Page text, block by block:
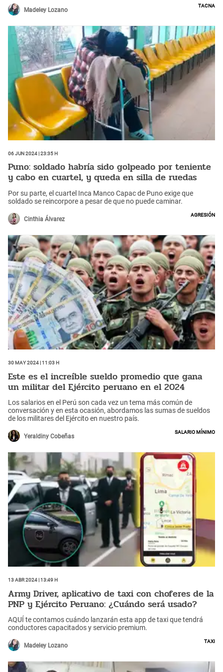
Madeley Lozano
Tacna
06 Jun 2024 | 23:35 h
Puno: soldado habría sido golpeado por teniente
y cabo en cuartel, y queda en silla de ruedas
Por su parte, el cuartel Inca Manco Capac de Puno exige que
soldado se reincorpore a pesar de que no puede caminar.
Cinthia Álvarez
Agresión
30 May 2024 | 11:03 h
Este es el increíble sueldo promedio que gana
un militar del Ejército peruano en el 2024
Los salarios en el Perú son cada vez un tema más común de
conversación y en esta ocasión, abordamos las sumas de sueldos
de los militares del Ejército en nuestro país.
Yeraldiny Cobeñas
Salario mínimo
13 Abr 2024 | 13:49 h
Army Driver, aplicativo de taxi con choferes de la
PNP y Ejército Peruano: ¿Cuándo será usado?
AQUÍ te contamos cuándo lanzarán esta app de taxi que tendrá
conductores capacitados y servicio premium.
Madeley Lozano
Taxi